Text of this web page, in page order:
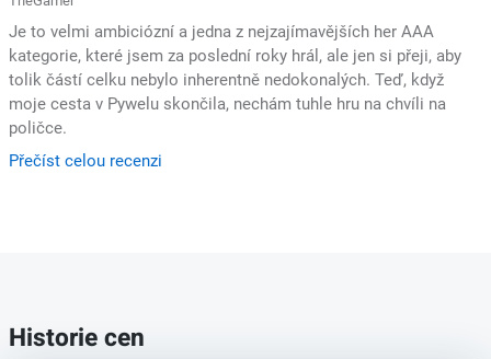
Je to velmi ambiciózní a jedna z nejzajímavějších her AAA
kategorie, které jsem za poslední roky hrál, ale jen si přeji, aby
tolik částí celku nebylo inherentně nedokonalých. Teď, když
moje cesta v Pywelu skončila, nechám tuhle hru na chvíli na
poličce.
Přečíst celou recenzi
Historie cen